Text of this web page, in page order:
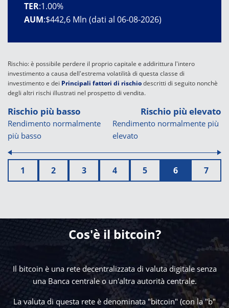
TER:1.00%
AUM:$442,6 Mln (dati al 06-08-2026)
Rischio più basso
Rendimento normalmente
più basso
Rischio più elevato
Rendimento normalmente più
elevato
1 2 3 4 5 6 7
Rischio: è possibile perdere il proprio capitale e addirittura l'intero
investimento a causa dell'estrema volatilità di questa classe di
investimento e dei Principali fattori di rischiodescritti di seguito nonchè
degli altri rischi illustrati nel prospetto di vendita.
Cos'è il bitcoin?
Il bitcoin è una rete decentralizzata di valuta digitale senza
una Banca centrale o un'altra autorità centrale.
La valuta di questa rete è denominata "bitcoin" (con la "b"